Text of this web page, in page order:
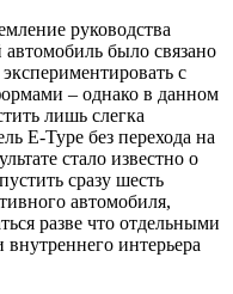
руководства
было связано
с
– однако в данном
лишь слегка
E-Type без перехода на
стало известно о
сразу шесть
автомобиля,
разве что отдельными
интерьера